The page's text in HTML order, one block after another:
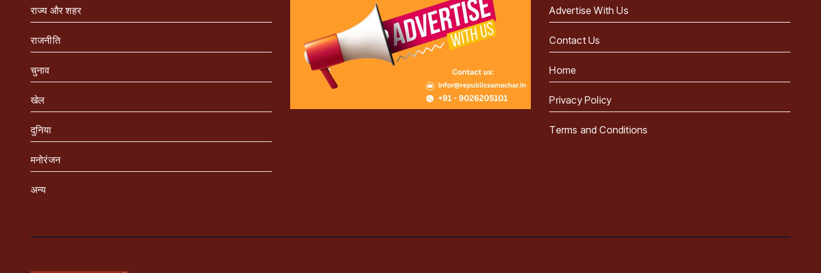
राज्य और शहर
राजनीति
चुनाव
खेल
दुनिया
मनोरंजन
अन्य
Advertise With Us
Contact Us
Home
Privacy Policy
Terms and Conditions